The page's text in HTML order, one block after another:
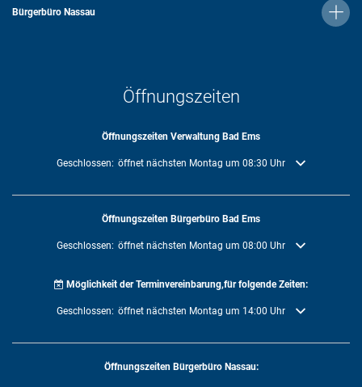
Bürgerbüro Nassau
Öffnungszeiten
Öffnungszeiten Verwaltung Bad Ems
Klicken, um weitere Öffnungs- oder Schließzeiten auszublenden
Geschlossen: öffnet nächsten Montag um 08:30 Uhr
Öffnungszeiten Bürgerbüro Bad Ems
Klicken, um weitere Öffnungs- oder Schließzeiten auszublenden
Geschlossen: öffnet nächsten Montag um 08:00 Uhr
Möglichkeit der Terminvereinbarung,für folgende Zeiten:
Klicken, um weitere Öffnungs- oder Schließzeiten auszublenden
Geschlossen: öffnet nächsten Montag um 14:00 Uhr
Öffnungszeiten Bürgerbüro Nassau: